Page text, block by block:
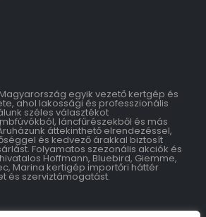
egyik vezető kertgép és
ahol lakossági és professzionális
széles választékot
láncfűrészekből és más
áttekinthető elrendezéssel,
és kedvező árakkal biztosít
Folyamatos szezonális akciók és
Hoffmann, Bluebird, Giemme,
Marina kertigép importőri háttér
és szerviztámogatást.